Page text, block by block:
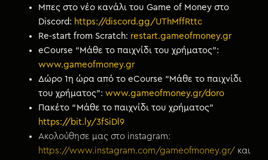
Μπες στο νέο κανάλι του Game of Money στο
Discord: https://discord.gg/UThMffRttc
Re-start from Scratch: restart.gameofmoney.gr
eCourse “Μάθε το παιχνίδι του χρήματος”:
www.gameofmoney.gr
Δώρο 1η ώρα από το eCourse “Μάθε το παιχνίδι
του χρήματος”:www.gameofmoney.gr/doro
Πακέτο “Μάθε το παιχνίδι του χρήματος”
https://bit.ly/3fSiDl9
Ακολούθησε μας στο instagram:
https://www.instagram.com/gameofmoney.gr/ και